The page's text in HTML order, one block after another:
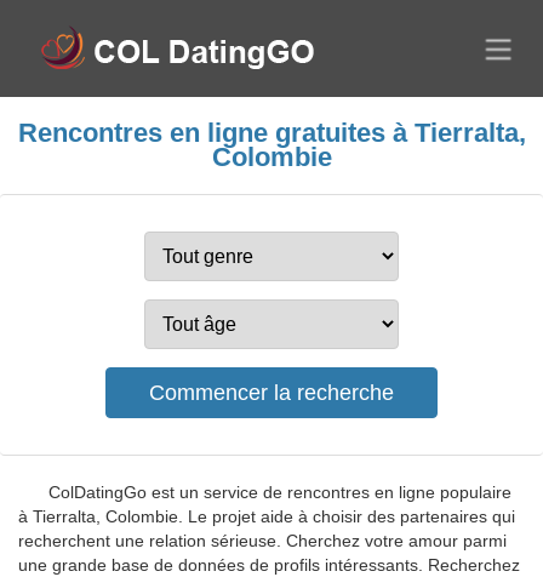
Rencontres en ligne gratuites à Tierralta,
Colombie
ColDatingGo est un service de rencontres en ligne populaire
à Tierralta, Colombie. Le projet aide à choisir des partenaires qui
recherchent une relation sérieuse. Cherchez votre amour parmi
une grande base de données de profils intéressants. Recherchez